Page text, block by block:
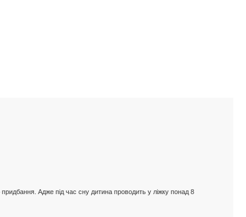
Адже під час сну дитина проводить у ліжку понад 8